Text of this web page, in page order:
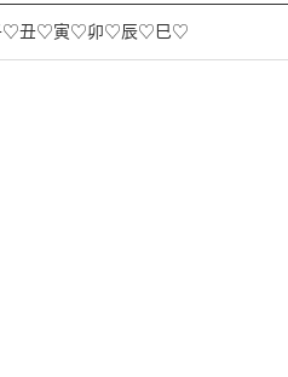
♡丑♡寅♡卯♡辰♡巳♡